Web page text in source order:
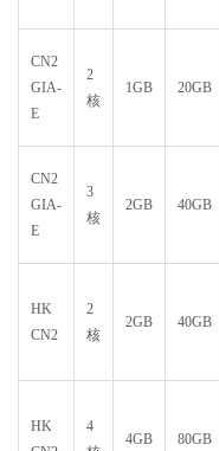
CN2
GIA-
E
2
核
1GB 20GB
CN2
GIA-
E
3
核
2GB 40GB
HK
CN2
2
核
2GB 40GB
HK
4
4GB 80GB